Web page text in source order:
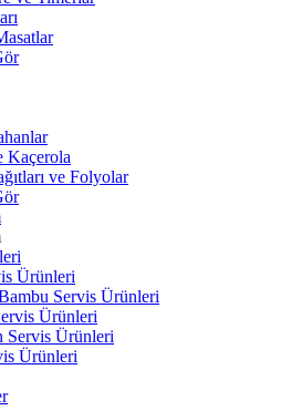
Kaçerola
ve Folyolar
Ürünleri
Servis Ürünleri
Ürünleri
Servis Ürünleri
Ürünleri